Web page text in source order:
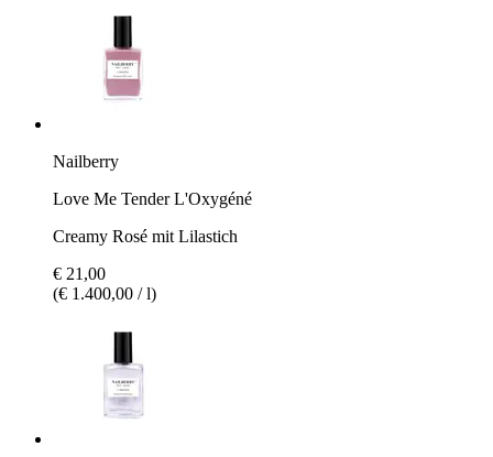
Nailberry
Love Me Tender L'Oxygéné
Creamy Rosé mit Lilastich
€ 21,00
(€ 1.400,00 / l)